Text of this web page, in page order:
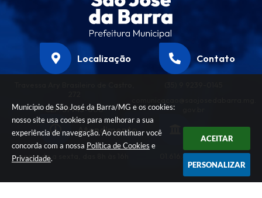
Município de São José da Barra/MG e os cookies:
nosso site usa cookies para melhorar a sua
experiência de navegação. Ao continuar você
concorda com a nossa Política de Cookies e
Privacidade.
ACEITAR
PERSONALIZAR
Localização
CEP: 37945-000
Contato
Atendimento
segunda a sexta, das 8h às 16h
CNPJ
01.616.458/0001-32